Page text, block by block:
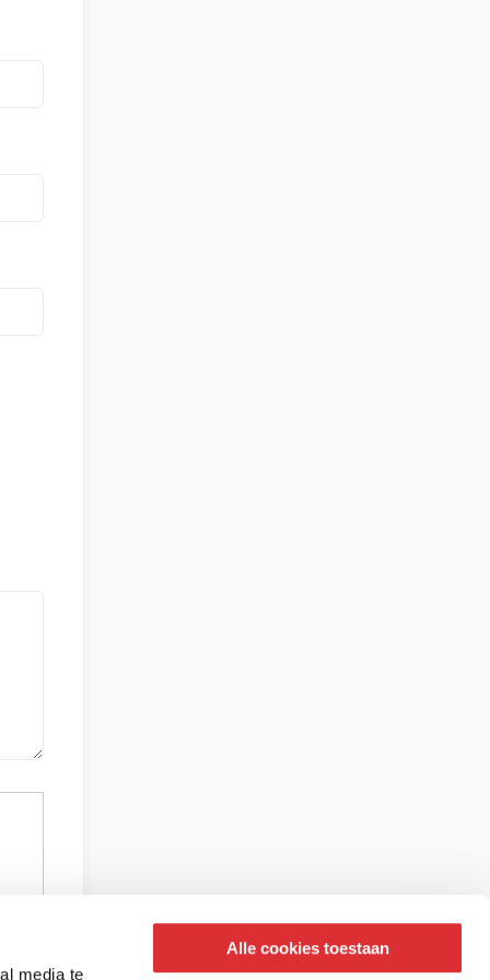
media te
Alle cookies toestaan